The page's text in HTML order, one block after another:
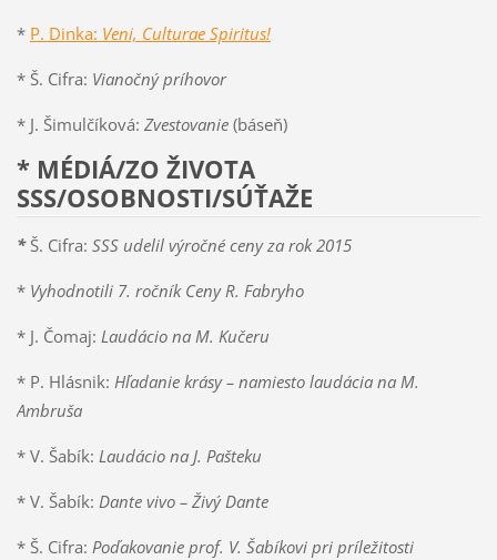
* P. Dinka: Veni, Culturae Spiritus!
* Š. Cifra: Vianočný príhovor
* J. Šimulčíková: Zvestovanie(báseň)
* MÉDIÁ/ZO ŽIVOTA
SSS/OSOBNOSTI/SÚŤAŽE
* Š. Cifra: SSS udelil výročné ceny za rok 2015
* Vyhodnotili 7. ročník Ceny R. Fabryho
* J. Čomaj: Laudácio na M. Kučeru
* P. Hlásnik: Hľadanie krásy – namiesto laudácia na M.
Ambruša
* V. Šabík: Laudácio na J. Pašteku
* V. Šabík: Dante vivo – Živý Dante
* Š. Cifra: Poďakovanie prof. V. Šabíkovi pri príležitosti